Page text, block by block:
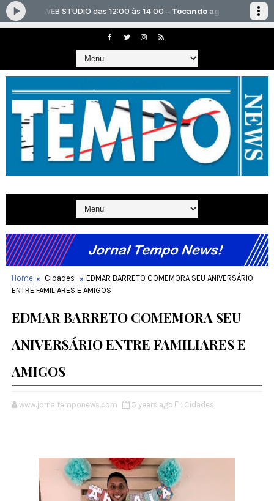
Home Cidades
EDMAR BARRETO COMEMORA SEU ANIVERSÁRIO
ENTRE FAMILIARES E AMIGOS
EDMAR BARRETO COMEMORA SEU
ANIVERSÁRIO ENTRE FAMILIARES E
AMIGOS
www.jornaltemponews.com 5 years ago Cidades,